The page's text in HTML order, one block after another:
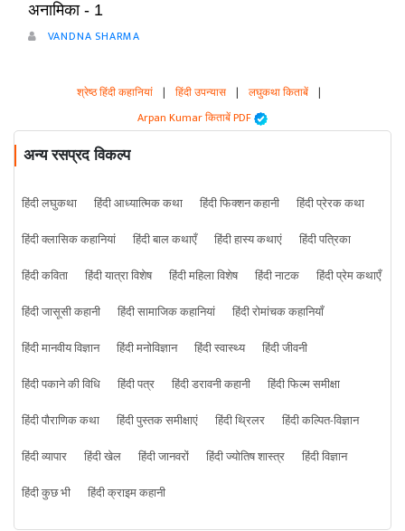
अनामिका - 1
VANDNA SHARMA
श्रेष्ठ हिंदी कहानियां | हिंदी उपन्यास | लघुकथा किताबें |
Arpan Kumar किताबें PDF
अन्य रसप्रद विकल्प
हिंदी लघुकथा हिंदी आध्यात्मिक कथा हिंदी फिक्शन कहानी
हिंदी प्रेरक कथा
हिंदी क्लासिक कहानियां
हिंदी बाल कथाएँ हिंदी हास्य कथाएं
हिंदी पत्रिका
हिंदी कविता
हिंदी यात्रा विशेष हिंदी महिला विशेष हिंदी नाटक
हिंदी प्रेम कथाएँ
हिंदी जासूसी कहानी
हिंदी सामाजिक कहानियां
हिंदी रोमांचक कहानियाँ
हिंदी मानवीय विज्ञान
हिंदी मनोविज्ञान हिंदी स्वास्थ्य
हिंदी जीवनी
हिंदी पकाने की विधि
हिंदी पत्र हिंदी डरावनी कहानी
हिंदी फिल्म समीक्षा
हिंदी पौराणिक कथा
हिंदी पुस्तक समीक्षाएं हिंदी थ्रिलर
हिंदी कल्पित-विज्ञान
हिंदी व्यापार
हिंदी खेल हिंदी जानवरों हिंदी ज्योतिष शास्त्र
हिंदी विज्ञान
हिंदी कुछ भी
हिंदी क्राइम कहानी